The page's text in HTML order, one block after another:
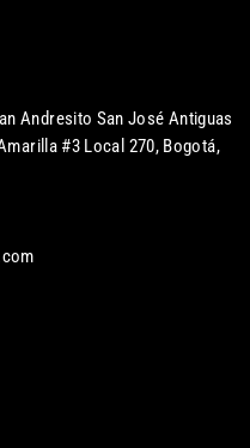
Andresito San José Antiguas
#3 Local 270, Bogotá,